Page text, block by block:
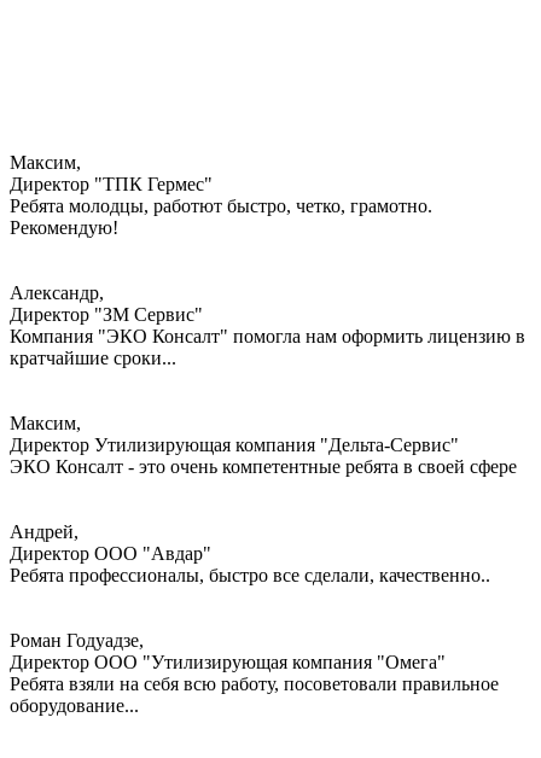
Максим,
Директор "ТПК Гермес"
Ребята молодцы, работют быстро, четко, грамотно.
Рекомендую!
Александр,
Директор "ЗМ Сервис"
Компания "ЭКО Консалт" помогла нам оформить лицензию в
кратчайшие сроки...
Максим,
Директор Утилизирующая компания "Дельта-Сервис"
ЭКО Консалт - это очень компетентные ребята в своей сфере
Андрей,
Директор ООО "Авдар"
Ребята профессионалы, быстро все сделали, качественно..
Роман Годуадзе,
Директор ООО "Утилизирующая компания "Омега"
Ребята взяли на себя всю работу, посоветовали правильное
оборудование...